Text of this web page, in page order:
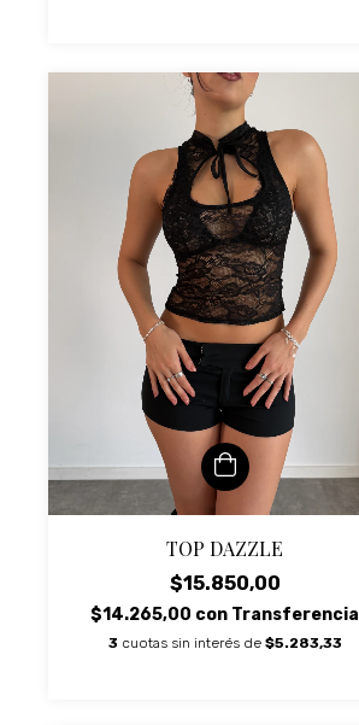
TOP DAZZLE
$15.850,00
$14.265,00 con Transferencia
3 cuotas sin interés de $5.283,33